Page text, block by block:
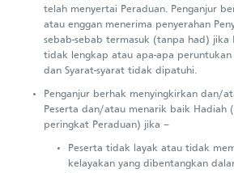
telah menyertai Peraduan. Penganjur
atau enggan menerima penyerahan
sebab-sebab termasuk (tanpa had) jika
tidak lengkap atau apa-apa peruntukan
dan Syarat-syarat tidak dipatuhi.
Penganjur berhak menyingkirkan dan/
Peserta dan/atau menarik baik Hadiah
peringkat Peraduan) jika –
Peserta tidak layak atau tidak
kelayakan yang dibentangkan